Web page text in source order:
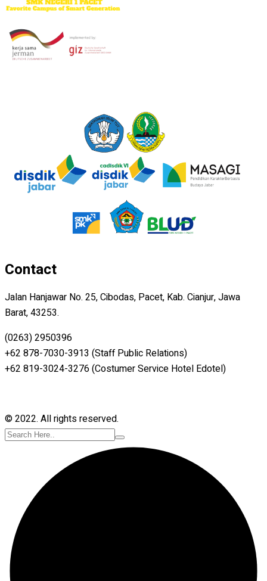
Contact
Jalan Hanjawar No. 25, Cibodas, Pacet, Kab. Cianjur, Jawa
Barat, 43253.
(0263) 2950396
+62 878-7030-3913 (Staff Public Relations)
+62 819-3024-3276 (Costumer Service Hotel Edotel)
© 2022. All rights reserved.